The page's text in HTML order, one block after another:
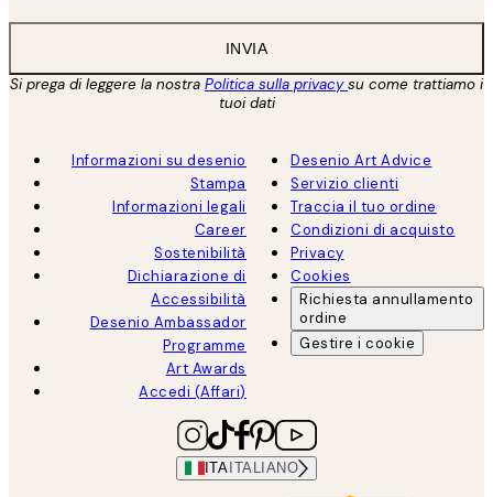
INVIA
Si prega di leggere la nostra Politica sulla privacysu come trattiamo i
tuoi dati
Informazioni su desenio
Stampa
Informazioni legali
Career
Sostenibilità
Dichiarazione di
Accessibilità
Desenio Ambassador
Programme
Art Awards
Accedi (Affari)
Desenio Art Advice
Servizio clienti
Traccia il tuo ordine
Condizioni di acquisto
Privacy
Cookies
Richiesta annullamento
ordine
Gestire i cookie
ITA ITALIANO